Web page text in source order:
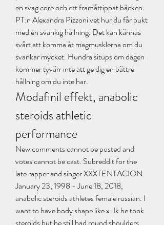
en svag core och ett framåttippat bäcken.
PT:n Alexandra Pizzoni vet hur du får bukt
med en svankig hållning. Det kan kännas
svårt att komma åt magmusklerna om du
svankar mycket. Hundra situps om dagen
kommer tyvärr inte att ge dig en bättre
hållning om du inte har.
Modafinil effekt, anabolic
steroids athletic
performance
New comments cannot be posted and
votes cannot be cast. Subreddit for the
late rapper and singer XXXTENTACION.
January 23, 1998 - June 18, 2018,
anabolic steroids athletes female russian. I
want to have body shape like x. Ik he took
steroids but he still had round shoulders